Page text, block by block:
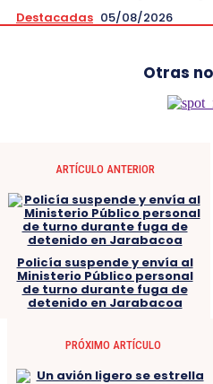
Destacadas 05/08/2026
Otras
ARTÍCULO ANTERIOR
Policía suspende y envía al
Ministerio Público personal
de turno durante fuga de
detenido en Jarabacoa
PRÓXIMO ARTÍCULO